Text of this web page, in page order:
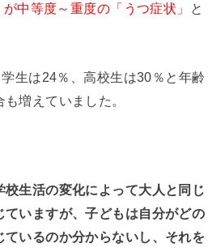
中等度～重度の「うつ症状」
と
生は24％、高校生は30％と年齢
増えていました。
生活の変化によって大人と同じ
ていますが、子どもは自分がどの
ているのか分からないし、それを